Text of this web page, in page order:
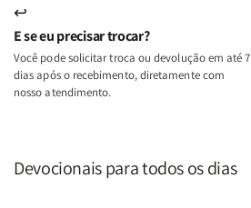
↩
E se eu precisar trocar?
Você pode solicitar troca ou devolução em até 7
dias após o recebimento, diretamente com
nosso atendimento.
Devocionais para todos os dias